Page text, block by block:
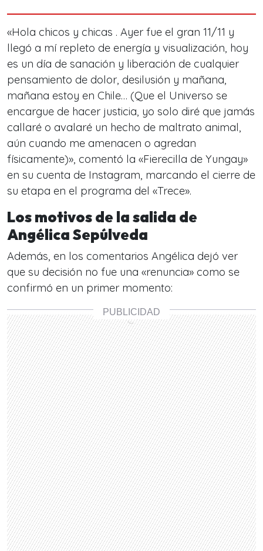
«Hola chicos y chicas . Ayer fue el gran 11/11 y
llegó a mí repleto de energía y visualización, hoy
es un día de sanación y liberación de cualquier
pensamiento de dolor, desilusión y mañana,
mañana estoy en Chile… (Que el Universo se
encargue de hacer justicia, yo solo diré que jamás
callaré o avalaré un hecho de maltrato animal,
aún cuando me amenacen o agredan
físicamente)», comentó la «Fierecilla de Yungay»
en su cuenta de Instagram, marcando el cierre de
su etapa en el programa del «Trece».
Los motivos de la salida de
Angélica Sepúlveda
Además, en los comentarios Angélica dejó ver
que su decisión no fue una «renuncia» como se
confirmó en un primer momento: